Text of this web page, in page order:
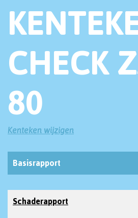
CHECK
80
Kenteken wijzigen
Basisrapport
Schaderapport